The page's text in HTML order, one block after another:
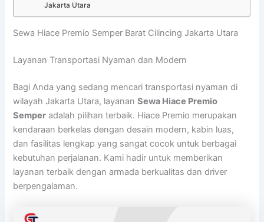
Jakarta Utara
Sewa Hiace Premio Semper Barat Cilincing Jakarta Utara
Layanan Transportasi Nyaman dan Modern
Bagi Anda yang sedang mencari transportasi nyaman di
wilayah Jakarta Utara, layananSewa Hiace Premio
Semper adalah pilihan terbaik. Hiace Premio merupakan
kendaraan berkelas dengan desain modern, kabin luas,
dan fasilitas lengkap yang sangat cocok untuk berbagai
kebutuhan perjalanan. Kami hadir untuk memberikan
layanan terbaik dengan armada berkualitas dan driver
berpengalaman.